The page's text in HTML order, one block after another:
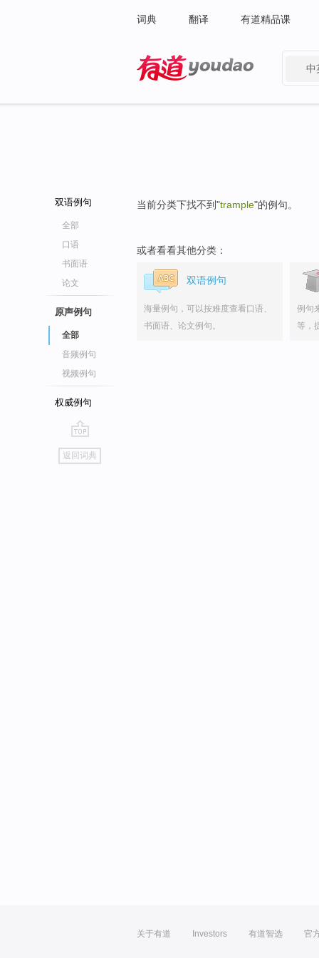
词典 翻译 有道精品课
中
双语例句
全部
口语
书面语
论文
原声例句
全部
音频例句
视频例句
权威例句
go
top
返回词典
当前分类下找不到"trample"的例句。
或者看看其他分类：
双语例句
海量例句，可以按难度查看口语、
书面语、论文例句。
例句
等，
关于有道 Investors 有道智选 官